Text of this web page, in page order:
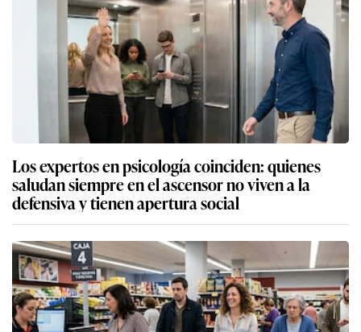
Los expertos en psicología coinciden: quienes
saludan siempre en el ascensor no viven a la
defensiva y tienen apertura social